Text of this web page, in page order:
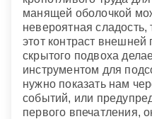
привлекательности,
готовность к новым,
отношениям. Если же
даме, он смещает
благополучие и
хороший урожай
когда забота о близких
истощает внутренние
манящей оболочкой
невероятная
этот контраст внешней
скрытого подвоха
инструментом для
нужно показать нам
событий, или
первого впечатления,